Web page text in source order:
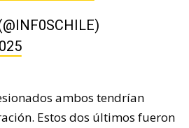
ambos tendrían
Estos dos últimos fueron